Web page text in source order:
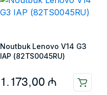
Noutbuk Lenovo V14 G3
IAP (82TS0045RU)
1.173,00 ₼